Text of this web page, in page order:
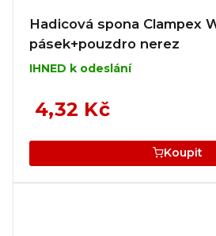
Hadicová spona Clampex
pásek+pouzdro nerez
IHNED k odeslání
4,32 Kč
Koupit